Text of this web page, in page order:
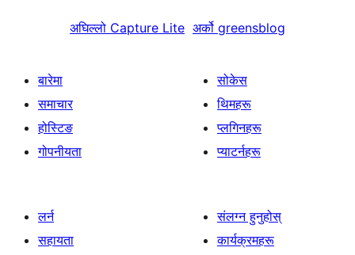
अघिल्लो Capture Lite अर्को greensblog
बारेमा
समाचार
होस्टिङ
गोपनीयता
सोकेस
थिमहरू
प्लगिनहरू
प्याटर्नहरू
लर्न
सहायता
संलग्न हुनुहोस्
कार्यक्रमहरू